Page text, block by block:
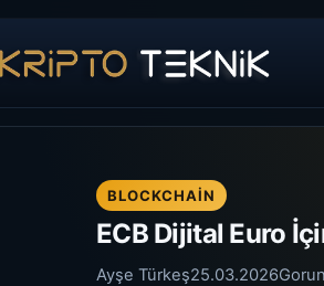
BLOCKCHAIN
ECB Dijital Euro
Ayşe Türkeş25.03.2026